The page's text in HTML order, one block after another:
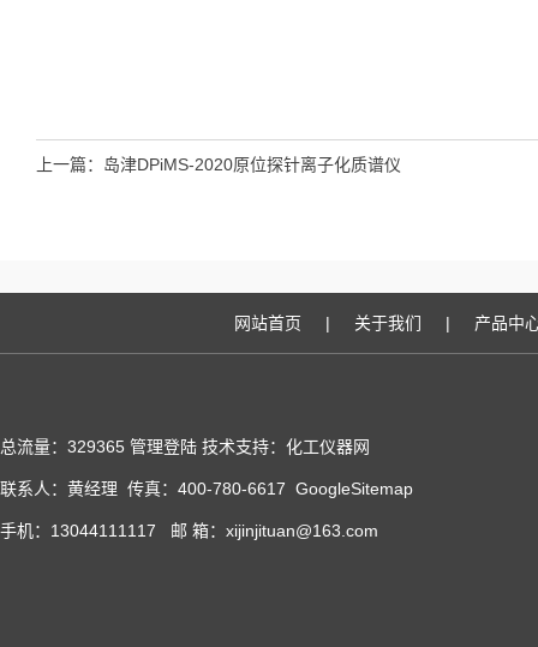
上一篇： 岛津DPiMS-2020原位探针离子化质谱仪
网站首页 | 关于我们 | 产品中
总流量：329365 管理登陆 技术支持：化工仪器网
联系人：黄经理 传真：400-780-6617 GoogleSitemap
手机：13044111117 邮 箱：xijinjituan@163.com